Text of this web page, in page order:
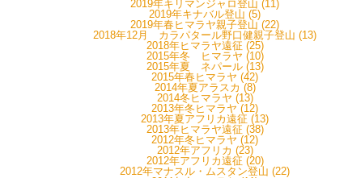
2019年キリマンジャロ登山 (11)
2019年キナバル登山 (5)
2019年春ヒマラヤ親子登山 (22)
2018年12月 カラパタール野口健親子登山 (13)
2018年ヒマラヤ遠征 (25)
2015年冬 ヒマラヤ (10)
2015年夏 ネパール (13)
2015年春ヒマラヤ (42)
2014年夏アラスカ (8)
2014冬ヒマラヤ (13)
2013年冬ヒマラヤ (12)
2013年夏アフリカ遠征 (13)
2013年ヒマラヤ遠征 (38)
2012年冬ヒマラヤ (12)
2012年アフリカ (23)
2012年アフリカ遠征 (20)
2012年マナスル・ムスタン登山 (22)